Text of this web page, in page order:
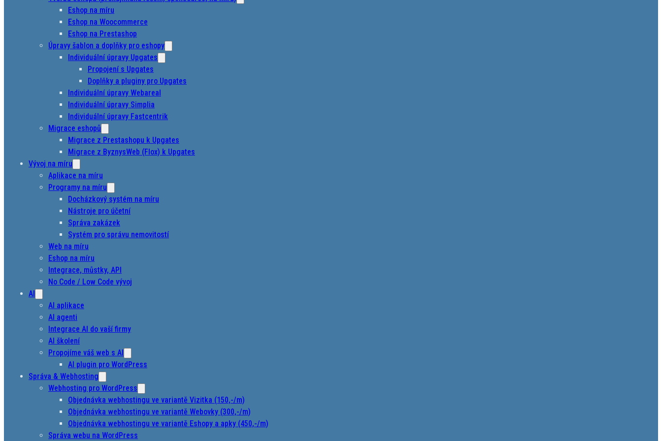
Eshop na míru
Eshop na Woocommerce
Eshop na Prestashop
Úpravy šablon a doplňky pro eshopy
Individuální úpravy Upgates
Propojení s Upgates
Doplňky a pluginy pro Upgates
Individuální úpravy Webareal
Individuální úpravy Simplia
Individuální úpravy Fastcentrik
Migrace eshopů
Migrace z Prestashopu k Upgates
Migrace z ByznysWeb (Flox) k Upgates
Vývoj na míru
Aplikace na míru
Programy na míru
Docházkový systém na míru
Nástroje pro účetní
Správa zakázek
Systém pro správu nemovitostí
Web na míru
Eshop na míru
Integrace, můstky, API
No Code / Low Code vývoj
AI
AI aplikace
AI agenti
Integrace AI do vaší firmy
AI školení
Propojíme váš web s AI
AI plugin pro WordPress
Správa & Webhosting
Webhosting pro WordPress
Objednávka webhostingu ve variantě Vizitka (150,-/m)
Objednávka webhostingu ve variantě Webovky (300,-/m)
Objednávka webhostingu ve variantě Eshopy a apky (450,-/m)
Správa webu na WordPress